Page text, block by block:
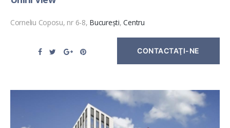
Corneliu Coposu, nr 6-8, București,Centru
CONTACTAŢI-NE